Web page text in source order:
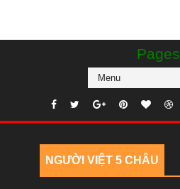
Pages
NGƯỜI VIỆT 5 CHÂU